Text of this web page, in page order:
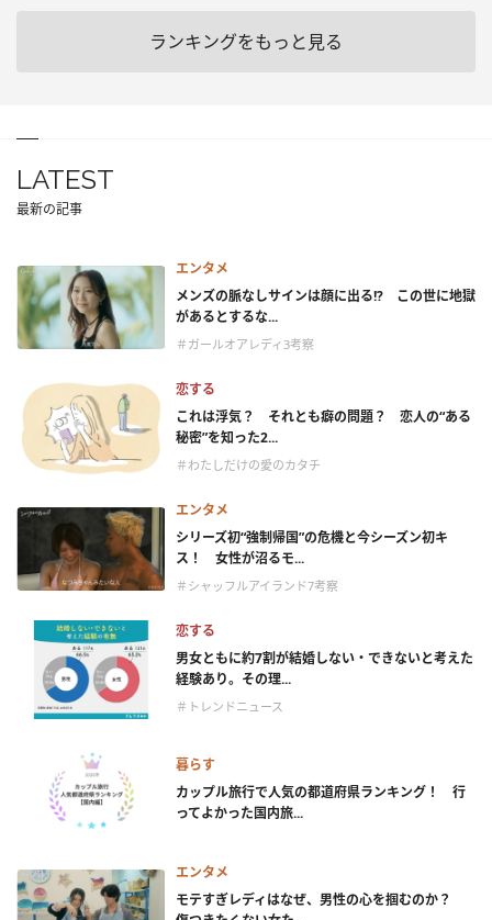
ランキングをもっと見る
LATEST
最新の記事
エンタメ
メンズの脈なしサインは顔に出る!? この世に地獄
があるとするな...
＃ガールオアレディ3考察
恋する
これは浮気？ それとも癖の問題？ 恋人の“ある
秘密”を知った2...
＃わたしだけの愛のカタチ
エンタメ
シリーズ初“強制帰国”の危機と今シーズン初キ
ス！ 女性が沼るモ...
＃シャッフルアイランド7考察
恋する
男女ともに約7割が結婚しない・できないと考えた
経験あり。その理...
＃トレンドニュース
暮らす
カップル旅行で人気の都道府県ランキング！ 行
ってよかった国内旅...
エンタメ
モテすぎレディはなぜ、男性の心を掴むのか？